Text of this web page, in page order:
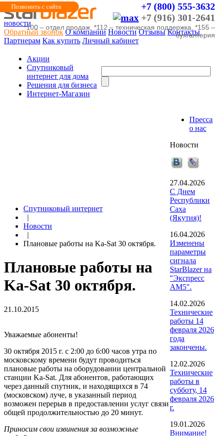
+7 (800) 555-3632
+7 (916) 301-2641
Позвонить с сайта
*100 – отдел продаж, *112 – техническая поддержка, *155 –
бухгалтерия
новости
Обратный звонок О компании Новости Отзывы Контакты
Партнерам Как купить Личный кабинет
Акции
Cпутниковый
интернет для дома
Решения для бизнеса
Интернет-Магазин
Спутниковый интернет
|
Новости
|
Плановые работы на Ka-Sat 30 октября.
Плановые работы на
Ka-Sat 30 октября.
21.10.2015
Уважаемые абоненты!
30 октября 2015 г. с 2:00 до 6:00 часов утра по
московскому времени будут проводиться
плановые работы на оборудовании центральной
станции Ka-Sat. Для абонентов, работающих
через данный спутник, и находящихся в 74
(московском) луче, в указанный период
возможен перерыв в предоставлении услуг связи
общей продолжительностью до 20 минут.
Приносим свои извинения за возможные
Пресса
о нас
Новости
27.04.2026
С Днем
Республики
Саха
(Якутия)!
16.04.2026
Изменены
параметры
сигнала
StarBlazer на
"Экспресс
АМ5".
14.02.2026
Технические
работы 14
февраля 2026
года
закончены.
12.02.2026
Технические
работы в
субботу, 14
февраля 2026
г.
19.01.2026
Внимание!